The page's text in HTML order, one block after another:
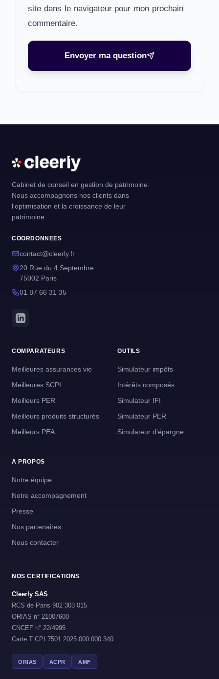
site dans le navigateur pour mon prochain
commentaire.
Envoyer ma question
Cabinet de conseil en gestion de patrimoine.
Nous accompagnons nos clients dans
l'optimisation et la croissance de leur
patrimoine.
COORDONNEES
contact@cleerly.fr
20 Rue du 4 Septembre
75002 Paris
01 87 66 31 35
COMPARATEURS
Meilleures assurances vie
Meilleures SCPI
Meilleurs PER
Meilleurs produits structurés
Meilleurs PEA
OUTILS
Simulateur impôts
Intérêts composés
Simulateur IFI
Simulateur PER
Simulateur d'épargne
A PROPOS
Notre équipe
Notre accompagnement
Presse
Nos partenaires
Nous contacter
NOS CERTIFICATIONS
Cleerly SAS
RCS de Paris 902 303 015
ORIAS n° 21007600
CNCEF n° 22/4995
Carte T CPI 7501 2025 000 000 340
ORIAS ACPR AMF